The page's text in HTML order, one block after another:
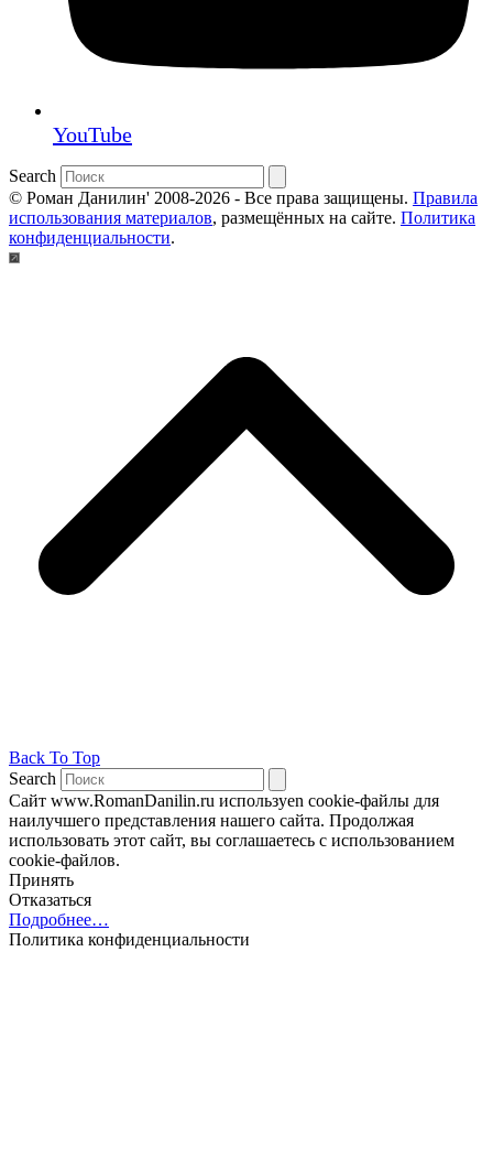
YouTube
Search
© Роман Данилин' 2008-2026 - Все права защищены. Правила
использования материалов, размещённых на сайте. Политика
конфиденциальности.
Back To Top
Search
Сайт www.RomanDanilin.ru используеn cookie-файлы для
наилучшего представления нашего сайта. Продолжая
использовать этот сайт, вы соглашаетесь с использованием
cookie-файлов.
Принять
Отказаться
Подробнее…
Политика конфиденциальности